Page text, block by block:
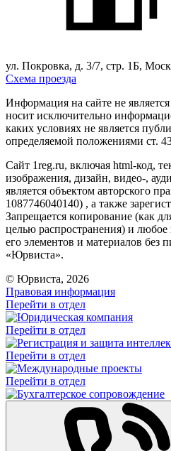
ул. Покровка, д. 3/7, стр. 1Б,
Схема проезда
Информация на сайте не
носит исключительно
каких условиях не является
определяемой положениями ст.
Сайт 1reg.ru, включая html-код,
изображения, дизайн, видео-,
является объектом авторского
1087746040140) , а также
Запрещается копирование (как
целью распространения) и любое
его элементов и материалов без
«Юрвиста».
© Юрвиста, 2026
Правовая информация
Перейти в отдел
Перейти в отдел
Перейти в отдел
Перейти в отдел